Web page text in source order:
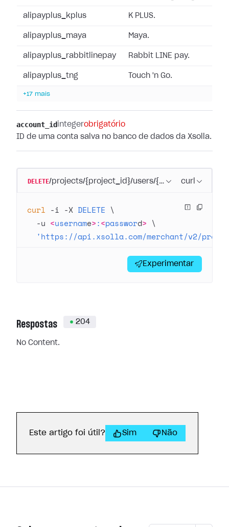
alipayplus_kplus K PLUS.
alipayplus_maya Maya.
alipayplus_rabbitlinepay Rabbit LINE pay.
alipayplus_tng Touch 'n Go.
+17 mais
account_id integerobrigatório
ID de uma conta salva no banco de dados da Xsolla.
DELETE/projects/{project_id}/users/{user_id}/
curl
curl -i -X DELETE \
  -u
<username>:<password> \
'https://api.xsolla.com/merchant/v2/
Experimentar
Respostas 204
No Content.
Este artigo foi útil? Sim Não